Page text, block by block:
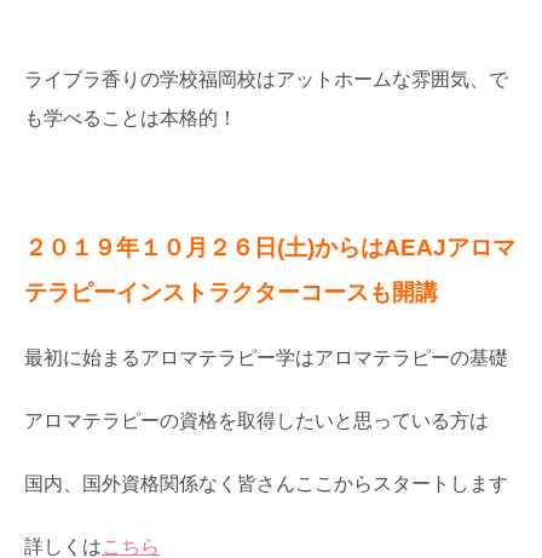
ライブラ香りの学校福岡校はアットホームな雰囲気、で
も学べることは本格的！
２０１９年１０月２６日(土)からはAEAJアロマ
テラピーインストラクターコースも開講
最初に始まるアロマテラピー学はアロマテラピーの基礎
アロマテラピーの資格を取得したいと思っている方は
国内、国外資格関係なく皆さんここからスタートします
詳しくはこちら